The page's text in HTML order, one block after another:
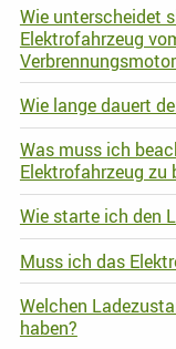
Wie unterscheidet
Elektrofahrzeug
Wie lange dauert
Was muss ich
Elektrofahrzeug zu
Wie starte ich den
Muss ich das
Welchen
haben?